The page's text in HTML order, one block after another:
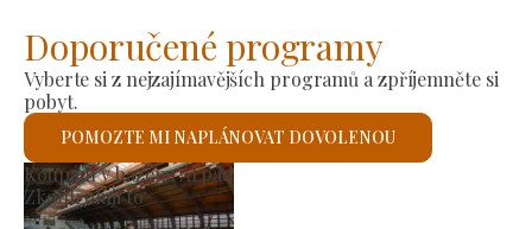
Doporučené programy
Vyberte si z nejzajímavějších programů a zpříjemněte si
pobyt.
POMOZTE MI NAPLÁNOVAT DOVOLENOU
Výrobní trh
Zkontroluji to